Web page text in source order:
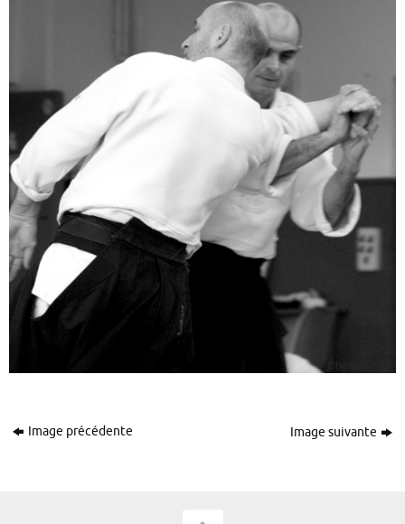
Image précédente Image suivante